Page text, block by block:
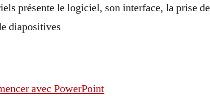
présente le logiciel, son interface, la prise de
diapositives
avec PowerPoint